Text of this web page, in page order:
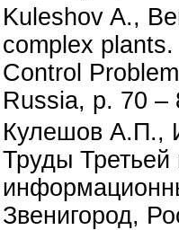
Kuleshov A.,
complex
Control
Russia, p. 70 –
Кулешов А.П.,
Труды
Звенигород,